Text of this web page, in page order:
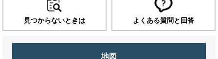
見つからないときは よくある質問と回答
地図